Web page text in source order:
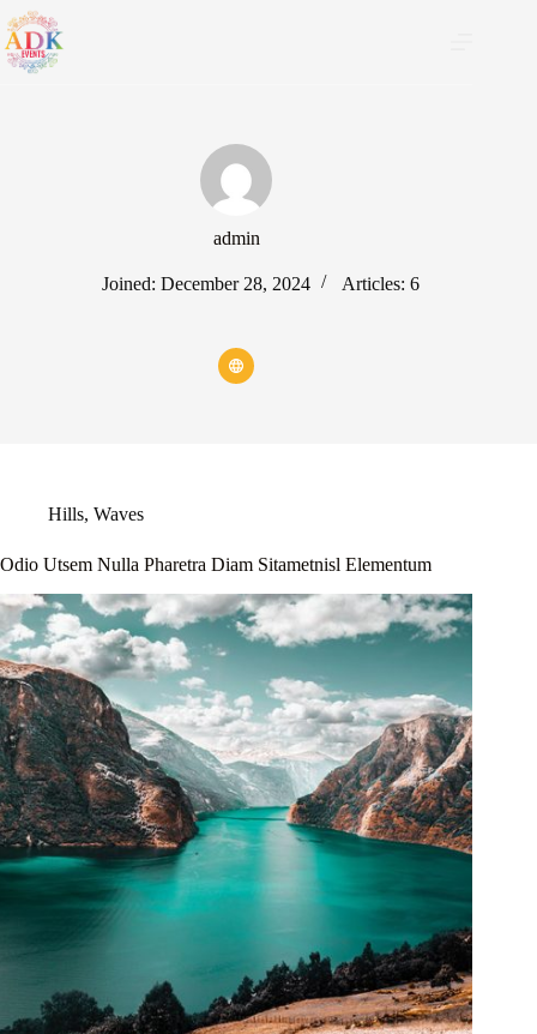
Skip
to
content
admin
Joined: December 28, 2024 Articles: 6
Hills, Waves
Odio Utsem Nulla Pharetra Diam Sitametnisl Elementum